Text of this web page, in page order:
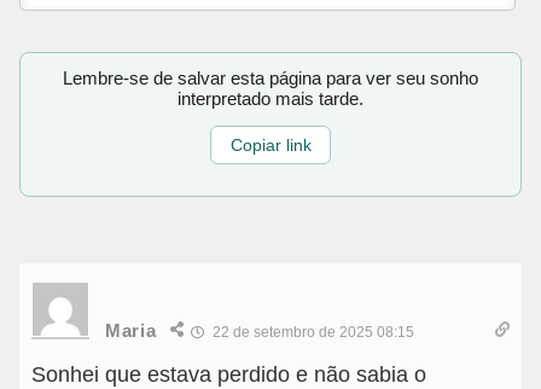
Lembre-se de salvar esta página para ver seu sonho
interpretado mais tarde.
Copiar link
Maria 22 de setembro de 2025 08:15
Sonhei que estava perdido e não sabia o